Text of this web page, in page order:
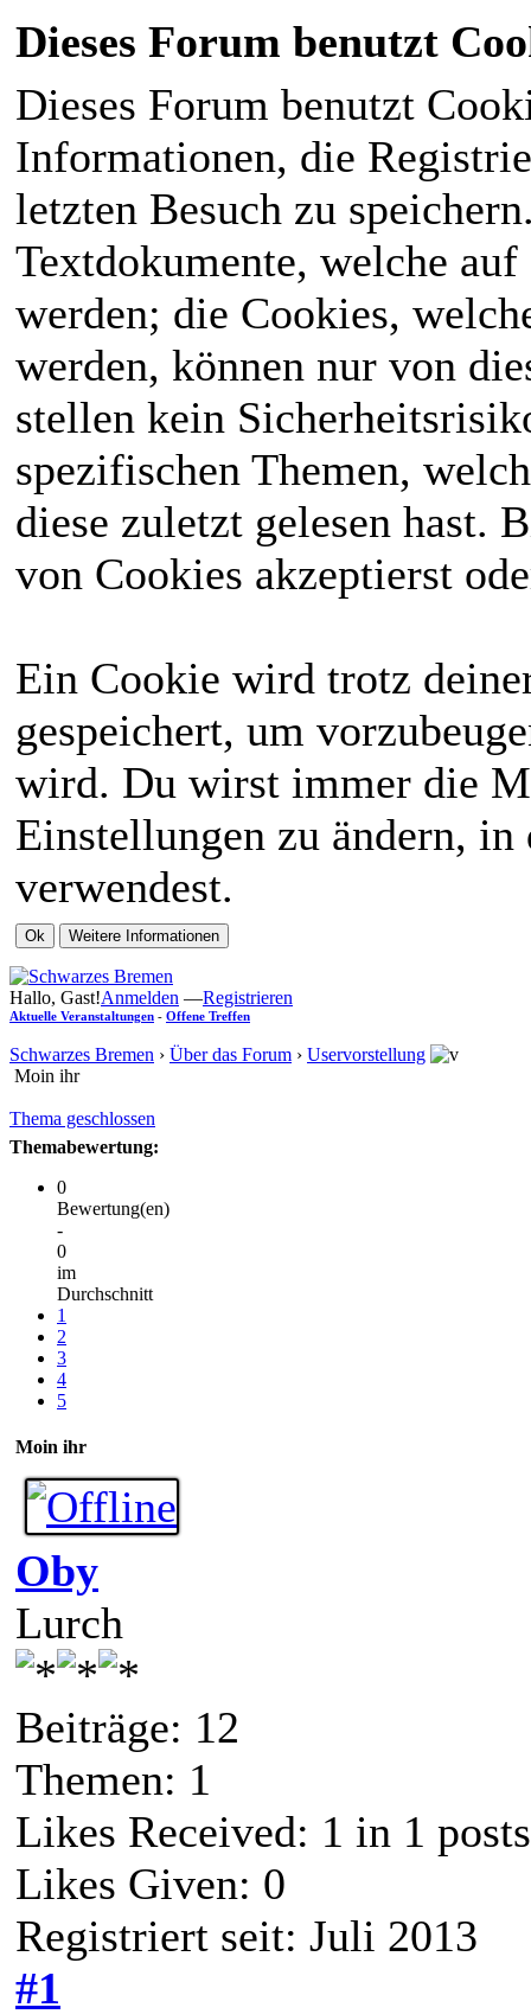
Dieses Forum benutzt
Dieses Forum benutzt
Informationen, die
letzten Besuch zu
Textdokumente, welche
werden; die Cookies,
werden, können nur von
stellen kein
spezifischen Themen,
diese zuletzt gelesen hast.
von Cookies akzeptierst
Ein Cookie wird trotz
gespeichert, um
wird. Du wirst immer die
Einstellungen zu ändern,
verwendest.
Hallo, Gast!Anmelden —Registrieren
Aktuelle Veranstaltungen - Offene Treffen
Schwarzes Bremen › Über das Forum › Uservorstellung
Moin ihr
Thema geschlossen
Themabewertung:
0
Bewertung(en)
-
0
im
Durchschnitt
1
2
3
4
5
Moin ihr
Oby
Lurch
Beiträge: 12
Themen: 1
Likes Received: 1 in 1 posts
Likes Given: 0
Registriert seit: Juli 2013
#1